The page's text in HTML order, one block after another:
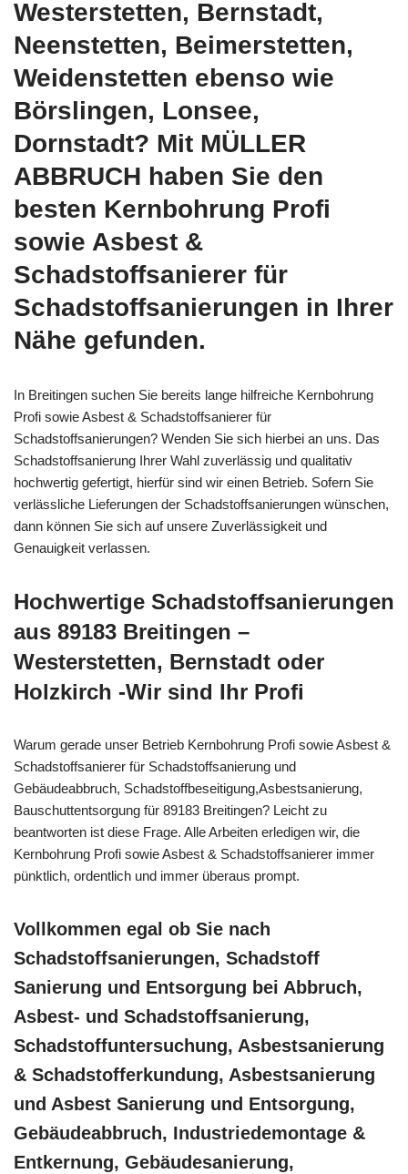
Westerstetten, Bernstadt,
Neenstetten, Beimerstetten,
Weidenstetten ebenso wie
Börslingen, Lonsee,
Dornstadt? Mit MÜLLER
ABBRUCH haben Sie den
besten Kernbohrung Profi
sowie Asbest &
Schadstoffsanierer für
Schadstoffsanierungen in Ihrer
Nähe gefunden.
In Breitingen suchen Sie bereits lange hilfreiche Kernbohrung
Profi sowie Asbest & Schadstoffsanierer für
Schadstoffsanierungen? Wenden Sie sich hierbei an uns. Das
Schadstoffsanierung Ihrer Wahl zuverlässig und qualitativ
hochwertig gefertigt, hierfür sind wir einen Betrieb. Sofern Sie
verlässliche Lieferungen der Schadstoffsanierungen wünschen,
dann können Sie sich auf unsere Zuverlässigkeit und
Genauigkeit verlassen.
Hochwertige Schadstoffsanierungen
aus 89183 Breitingen –
Westerstetten, Bernstadt oder
Holzkirch -Wir sind Ihr Profi
Warum gerade unser Betrieb Kernbohrung Profi sowie Asbest &
Schadstoffsanierer für Schadstoffsanierung und
Gebäudeabbruch, Schadstoffbeseitigung,Asbestsanierung,
Bauschuttentsorgung für 89183 Breitingen? Leicht zu
beantworten ist diese Frage. Alle Arbeiten erledigen wir, die
Kernbohrung Profi sowie Asbest & Schadstoffsanierer immer
pünktlich, ordentlich und immer überaus prompt.
Vollkommen egal ob Sie nach
Schadstoffsanierungen, Schadstoff
Sanierung und Entsorgung bei Abbruch,
Asbest- und Schadstoffsanierung,
Schadstoffuntersuchung, Asbestsanierung
& Schadstofferkundung, Asbestsanierung
und Asbest Sanierung und Entsorgung,
Gebäudeabbruch, Industriedemontage &
Entkernung, Gebäudesanierung,